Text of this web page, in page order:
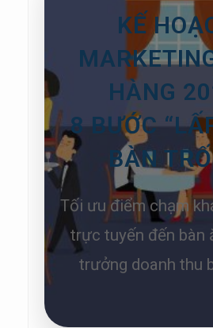
KẾ
HÀNG
8 BƯỚC
BÀN
Tối ưu điểm chạm
trực tuyến đến bàn
trưởng doanh thu